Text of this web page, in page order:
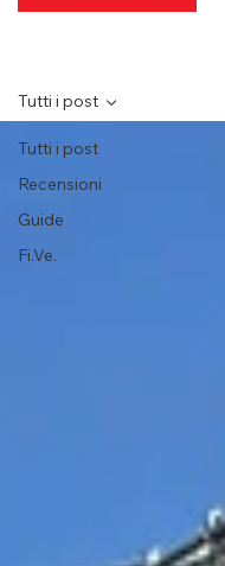
Tutti i post
Recensioni
Guide
Fi.Ve.
Tutti i post